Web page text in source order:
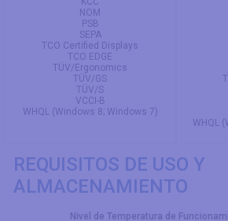
NOM
PSB
SEPA
TCO Certified Displays
TCO EDGE
TÜV/Ergonomics
TÜV/GS
TÜV/S
VCCI-B
WHQL (Windows 8; Windows 7)
WHQL
REQUISITOS DE USO Y
ALMACENAMIENTO
Nivel de Temperatura de